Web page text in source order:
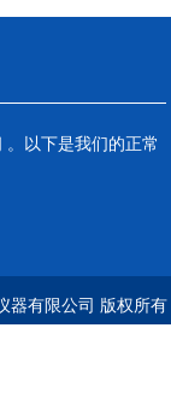
以下是我们的正常
器有限公司 版权所